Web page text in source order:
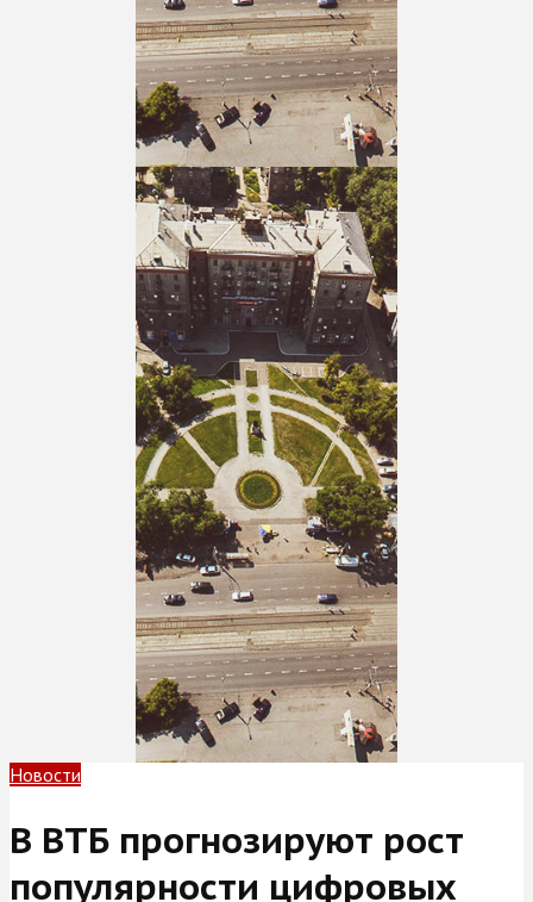
Новости
В ВТБ прогнозируют рост
популярности цифровых